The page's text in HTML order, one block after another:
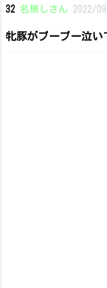
32 名無しさん 2022/
牝豚がブーブー泣い